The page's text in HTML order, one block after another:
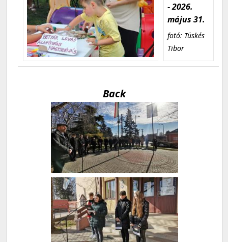
- 2026.
május 31.
fotó: Tüskés
Tibor
Back